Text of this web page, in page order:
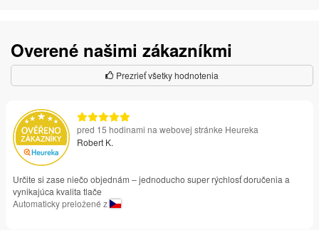
Overené našimi zákazníkmi
Prezrieť všetky hodnotenia
pred 15 hodinami na webovej stránke Heureka
Robert K.
Určite si zase niečo objednám – jednoducho super rýchlosť doručenia a
vynikajúca kvalita tlače
Automaticky preložené z